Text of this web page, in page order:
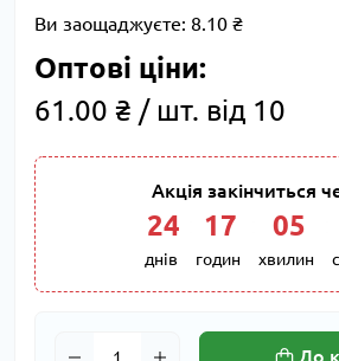
Ви заощаджуєте: 8.10 ₴
Оптові ціни:
61.00 ₴ / шт. від 10
Акція закінчиться
24
днів
17
годин
05
хвилин
До